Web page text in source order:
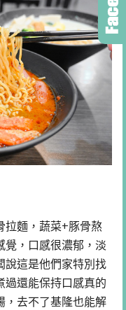
拉麵，蔬菜+豚骨熬
覺，口感很濃郁，淡
說這是他們家特別找
過還能保持口感真的
，去不了基隆也能解